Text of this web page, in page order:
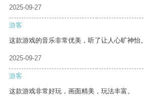
2025-09-27
游客
这款游戏的音乐非常优美，听了让人心旷神怡。
2025-09-27
游客
这款游戏非常好玩，画面精美，玩法丰富。